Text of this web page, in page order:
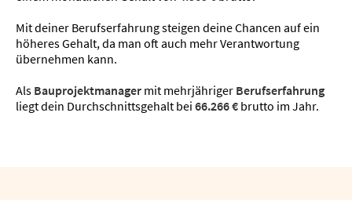
Mit deiner Berufserfahrung steigen deine Chancen auf ein
höheres Gehalt, da man oft auch mehr Verantwortung
übernehmen kann.
Als Bauprojektmanager mit mehrjähriger Berufserfahrung
liegt dein Durchschnittsgehalt bei 66.266 € brutto im Jahr.